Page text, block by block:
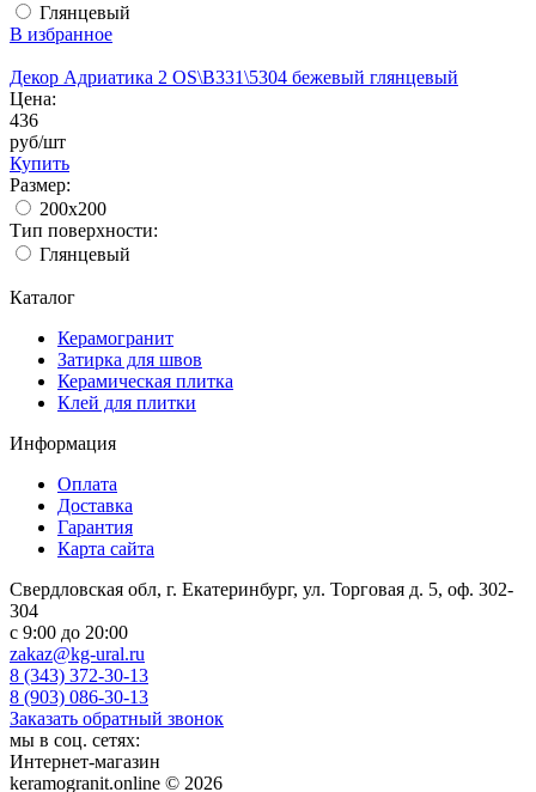
Глянцевый
В избранное
Декор Адриатика 2 OS\B331\5304 бежевый глянцевый
Цена:
436
руб/шт
Купить
Размер:
200x200
Тип поверхности:
Глянцевый
Каталог
Керамогранит
Затирка для швов
Керамическая плитка
Клей для плитки
Информация
Оплата
Доставка
Гарантия
Карта сайта
Свердловская обл, г. Екатеринбург, ул. Торговая д. 5, оф. 302-
304
c 9:00 до 20:00
zakaz@kg-ural.ru
8 (343) 372-30-13
8 (903) 086-30-13
Заказать обратный звонок
мы в соц. сетях:
Интернет-магазин
keramogranit.online © 2026